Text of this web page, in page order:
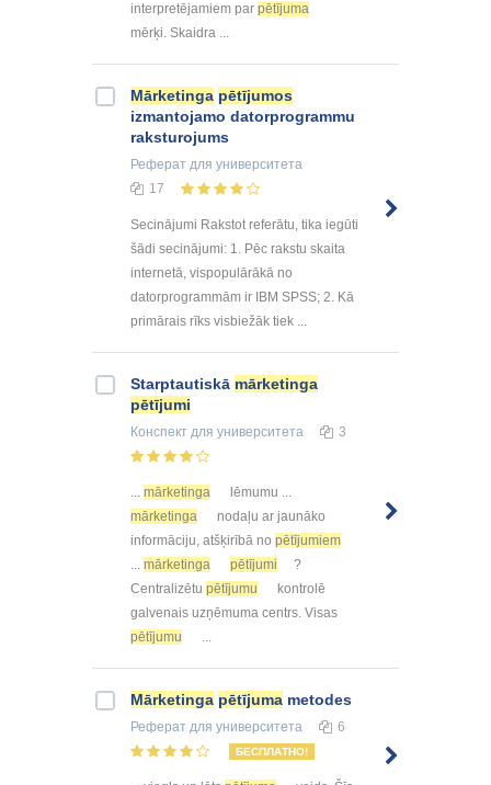
interpretējamiem par pētījuma
mērķi. Skaidra ...
Mārketinga pētījumos
izmantojamo datorprogrammu
raksturojums
Реферат для университета
17
Secinājumi Rakstot referātu, tika iegūti
šādi secinājumi: 1. Pēc rakstu skaita
internetā, vispopulārākā no
datorprogrammām ir IBM SPSS; 2. Kā
primārais rīks visbiežāk tiek ...
Starptautiskā mārketinga
pētījumi
Конспект для университета 3
... mārketinga
lēmumu ...
mārketinga
nodaļu ar jaunāko
informāciju, atšķirībā no pētījumiem
... mārketinga pētījumi
?
Centralizētu pētījumu
kontrolē
galvenais uzņēmuma centrs. Visas
pētījumu
...
Mārketinga pētījuma metodes
Реферат для университета 6
БЕСПЛАТНО!